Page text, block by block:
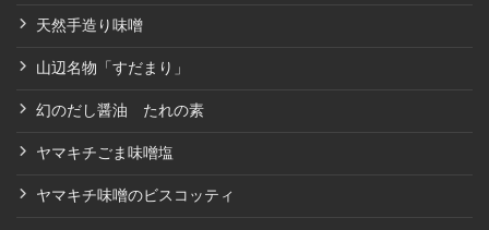
天然手造り味噌
山辺名物「すだまり」
幻のだし醤油 たれの素
ヤマキチごま味噌塩
ヤマキチ味噌のビスコッティ